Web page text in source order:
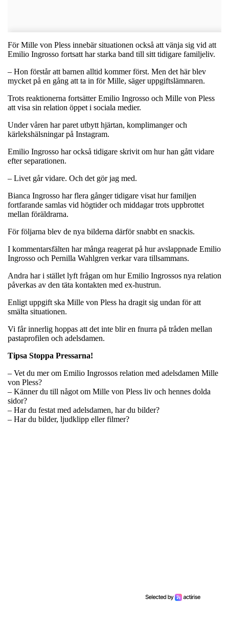
För Mille von Pless innebär situationen också att vänja sig vid att
Emilio Ingrosso fortsatt har starka band till sitt tidigare familjeliv.
– Hon förstår att barnen alltid kommer först. Men det här blev
mycket på en gång att ta in för Mille, säger uppgiftslämnaren.
Trots reaktionerna fortsätter Emilio Ingrosso och Mille von Pless
att visa sin relation öppet i sociala medier.
Under våren har paret utbytt hjärtan, komplimanger och
kärlekshälsningar på Instagram.
Emilio Ingrosso har också tidigare skrivit om hur han gått vidare
efter separationen.
– Livet går vidare. Och det gör jag med.
Bianca Ingrosso har flera gånger tidigare visat hur familjen
fortfarande samlas vid högtider och middagar trots uppbrottet
mellan föräldrarna.
För följarna blev de nya bilderna därför snabbt en snackis.
I kommentarsfälten har många reagerat på hur avslappnade Emilio
Ingrosso och Pernilla Wahlgren verkar vara tillsammans.
Andra har i stället lyft frågan om hur Emilio Ingrossos nya relation
påverkas av den täta kontakten med ex-hustrun.
Enligt uppgift ska Mille von Pless ha dragit sig undan för att
smälta situationen.
Vi får innerlig hoppas att det inte blir en fnurra på tråden mellan
pastaprofilen och adelsdamen.
Tipsa Stoppa Pressarna!
– Vet du mer om Emilio Ingrossos relation med adelsdamen Mille
von Pless?
– Känner du till något om Mille von Pless liv och hennes dolda
sidor?
– Har du festat med adelsdamen, har du bilder?
– Har du bilder, ljudklipp eller filmer?